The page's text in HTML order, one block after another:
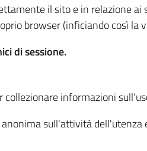
il sito e in relazione
browser (inficiando così la
di sessione.
informazioni
sull'attività